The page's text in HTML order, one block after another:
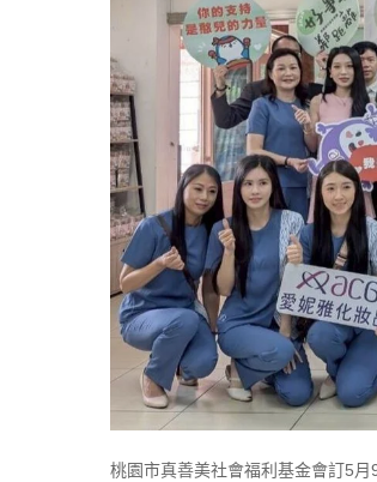
桃園市真善美社會福利基金會訂5